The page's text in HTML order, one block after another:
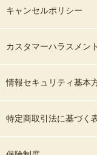
キャンセルポリシー
カスタマーハラスメン
情報セキュリティ基本
特定商取引法に基づく